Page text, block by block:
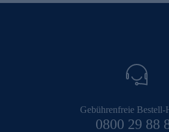
Gebührenfreie Bestell-
0800 29 88